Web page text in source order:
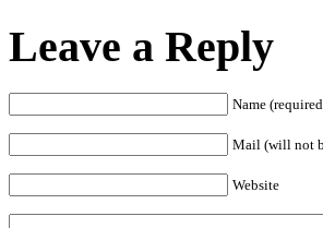
Leave a Reply
Name
Mail (will not
Website